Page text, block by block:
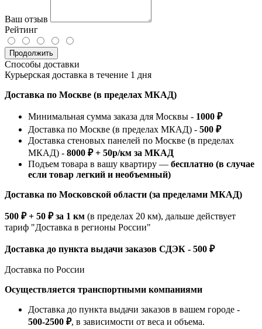
Ваш отзыв
Рейтинг
Продолжить
Способы доставки
Курьерская доставка в течение 1 дня
Доставка по Москве (в пределах МКАД)
Минимальная сумма заказа для Москвы - 1000 ₽
Доставка по Москве (в пределах МКАД) - 500 ₽
Доставка стеновых панелей по Москве (в пределах
МКАД) - 8000 ₽ + 50р/км за МКАД
Подъем товара в вашу квартиру — бесплатно (в случае
если товар легкий и необъемный)
Доставка по Московской области (за пределами МКАД)
500 ₽ + 50 ₽ за 1 км (в пределах 20 км), дальше действует
тариф "Доставка в регионы России"
Доставка до пункта выдачи заказов СДЭК - 500 ₽
Доставка по России
Осуществляется транспортными компаниями
Доставка до пункта выдачи заказов в вашем городе -
500-2500 ₽, в зависимости от веса и объема.